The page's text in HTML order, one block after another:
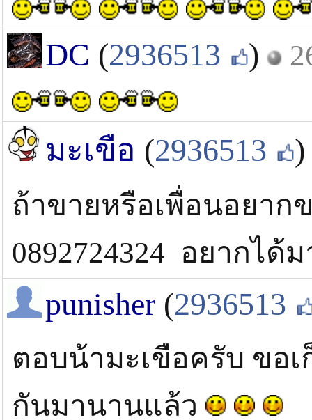
DC (2936513 )
มะเขือ (2936513 )
ถ้าขายหรือเพื่อนอยาก
0892724324 อยากได้
punisher (2936513
ตอบน้ามะเขือครับ ขอ
กันมานานแล้ว